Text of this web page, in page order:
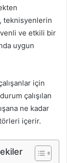
teknisyenlerin
ve etkili bir
uygun
için
çalışılan
ne kadar
içerir.